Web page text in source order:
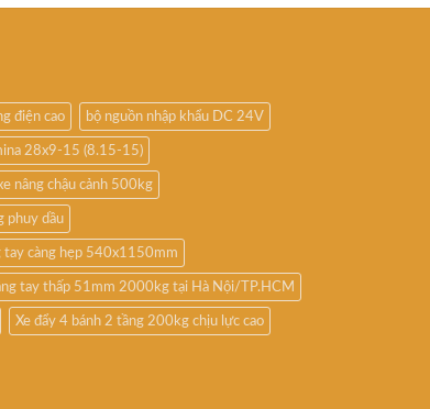
điện cao bộ nguồn nhập khẩu DC 24V
28x9-15 (8.15-15)
nâng chậu cảnh 500kg
phuy dầu
tay càng hẹp 540x1150mm
tay thấp 51mm 2000kg tại Hà Nội/TP.HCM
Xe đẩy 4 bánh 2 tầng 200kg chịu lực cao